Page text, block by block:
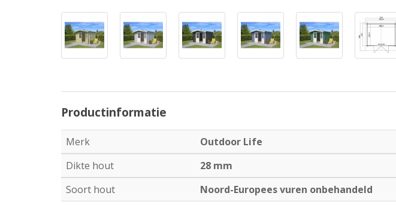
Productinformatie
Merk
Outdoor Life
Dikte hout
28 mm
Soort hout
Noord-Europees vuren onbehandeld